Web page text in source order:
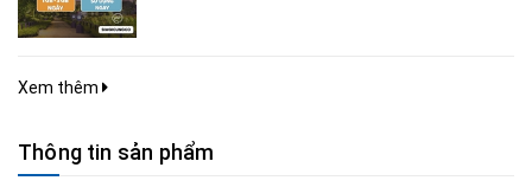
Xem thêm
Thông tin sản phẩm